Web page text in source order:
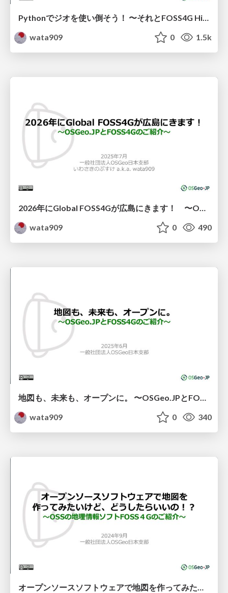
Pythonでジオを使い倒そう！ 〜それとFOSS4G Hiroshima 2026のご紹介を少し〜
wata909
0 1.5k
wata909
0 490
地図も、未来も、オープンに。 〜OSGeo.JPとFOSS4Gのご紹介〜
wata909
0 340
オープンソースソフトウェアで地図を作ってみたいけど、どうしたらいいの！？ 〜OSSの地理情報ソフトFOSS４Gのご紹介〜